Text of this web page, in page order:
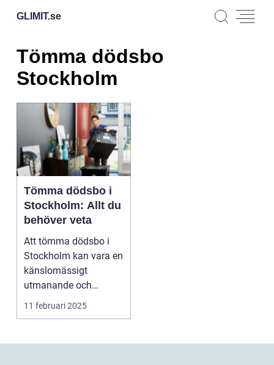
GLIMIT.se
Tömma dödsbo
Stockholm
Tömma dödsbo i
Stockholm: Allt du
behöver veta
Att tömma dödsbo i
Stockholm kan vara en
känslomässigt
utmanande och
tidskrä...
11 februari 2025